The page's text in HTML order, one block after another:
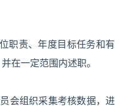
职责、年度目标任务和有
在一定范围内述职。
会组织采集考核数据，进